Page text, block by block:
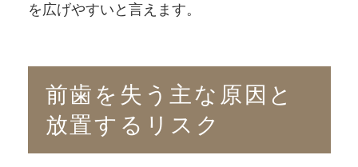
を広げやすいと言えます。
前歯を失う主な原因と
放置するリスク